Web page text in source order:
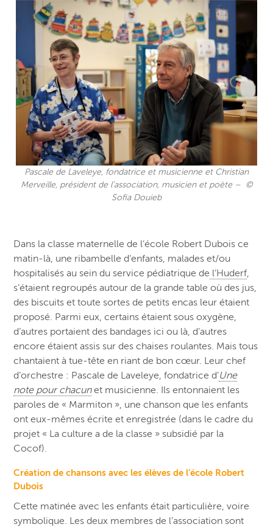
Pascale de Laveleye, fondatrice et musicienne et Christian
Merveille, président de l’association, musicien et poète – ©
Sofia Douieb
Dans la classe maternelle de l’école Robert Dubois ce
matin-là, une ribambelle d’enfants, malades et/ou
hospitalisés au sein du service pédiatrique de l’Huderf,
s’étaient regroupés autour de la grande table où des jus,
des biscuits et toute sortes de petits encas leur étaient
proposé. Parmi eux, certains étaient sous oxygène,
d’autres portaient des bandages ici ou là, d’autres
encore étaient assis sur des chaises roulantes. Mais tous
chantaient à tue-tête en riant de bon cœur. Leur chef
d’orchestre : Pascale de Laveleye, fondatrice d’Une
note pour chacunet musicienne. Ils entonnaient les
paroles de « Marmiton », une chanson que les enfants
ont eux-mêmes écrite et enregistrée (dans le cadre du
projet « La culture a de la classe » subsidié par la
Cocof).
Création de chansons avec les élèves de l’école Robert
Dubois
Cette matinée avec les enfants était particulière, voire
symbolique. Les deux membres de l’association sont